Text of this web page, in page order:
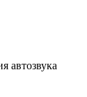
автозвука